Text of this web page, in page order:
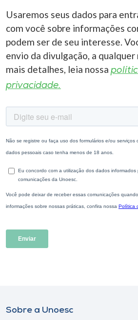
Usaremos seus dados para
com você sobre informações
podem ser de seu interesse.
envio da divulgação, a
mais detalhes, leia nossa
privacidade.
Sobre a Unoesc